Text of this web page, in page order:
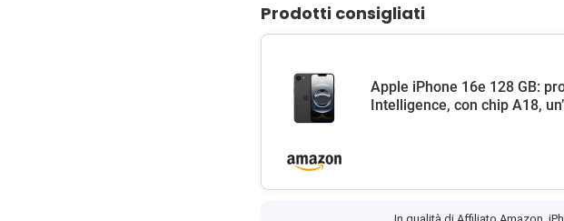
Prodotti consigliati
Apple iPhone 16e 128 GB:
Intelligence, con chip A18,
In qualità di Affiliato Amazon,